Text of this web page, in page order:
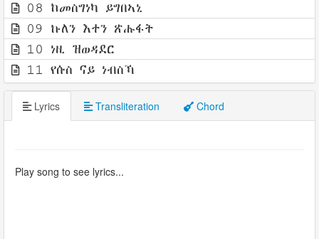
08 ከመስግነካ ይግበኣኒ
09 ኩለን እተን ጽሑፋት
10 ነዚ ዝወዳደር
11 የሱስ ናይ ነብስኻ
Lyrics Transliteration Chord
Play song to see lyrics...